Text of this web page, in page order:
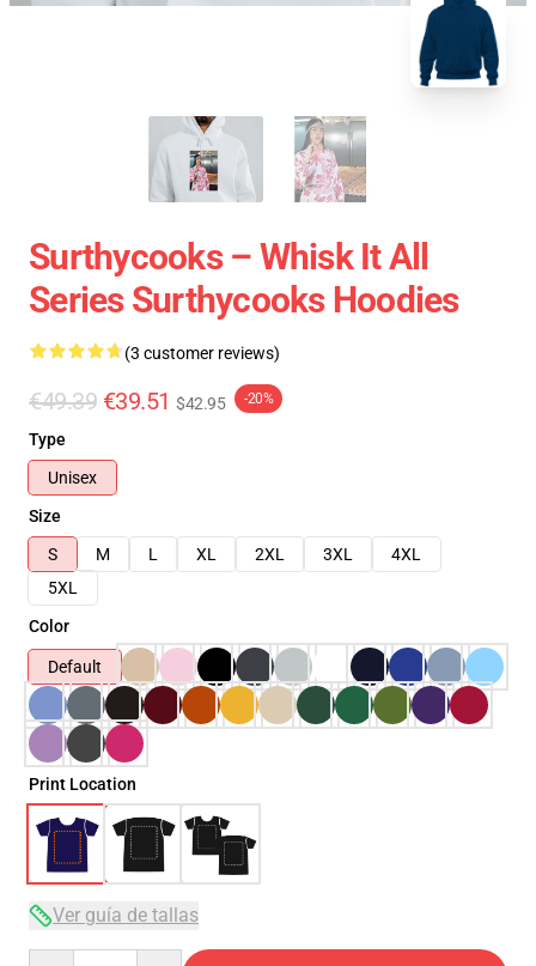
Surthycooks – Whisk It All
Series Surthycooks Hoodies
(3 customer reviews)
€49.39 €39.51 $42.95 -20%
Type
Unisex
Size
S
M L XL 2XL 3XL
4XL
5XL
Color
Default
Print Location
Ver guía de tallas